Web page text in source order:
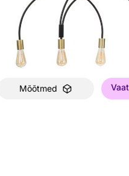
Mõõtmed